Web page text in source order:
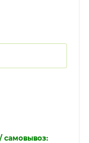
самовывоз: